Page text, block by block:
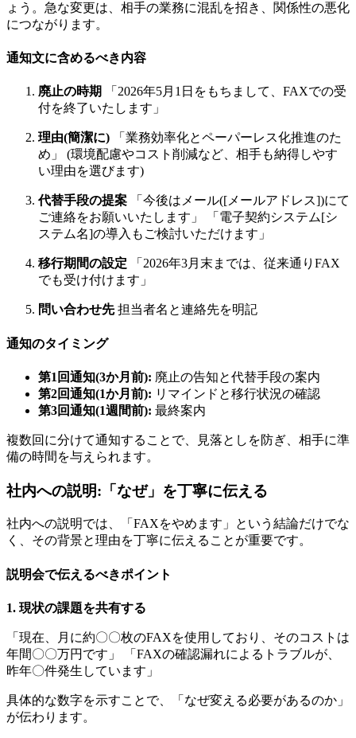
ょう。急な変更は、相手の業務に混乱を招き、関係性の悪化
につながります。
通知文に含めるべき内容
廃止の時期
「2026年5月1日をもちまして、FAXでの受
付を終了いたします」
理由(簡潔に) 「業務効率化とペーパーレス化推進のた
め」 (環境配慮やコスト削減など、相手も納得しやす
い理由を選びます)
代替手段の提案 「今後はメール([メールアドレス])にて
ご連絡をお願いいたします」 「電子契約システム[シ
ステム名]の導入もご検討いただけます」
移行期間の設定 「2026年3月末までは、従来通りFAX
でも受け付けます」
問い合わせ先担当者名と連絡先を明記
通知のタイミング
第1回通知(3か月前): 廃止の告知と代替手段の案内
第2回通知(1か月前): リマインドと移行状況の確認
第3回通知(1週間前): 最終案内
複数回に分けて通知することで、見落としを防ぎ、相手に準
備の時間を与えられます。
社内への説明:「なぜ」を丁寧に伝える
社内への説明では、「FAXをやめます」という結論だけでな
く、その背景と理由を丁寧に伝えることが重要です。
説明会で伝えるべきポイント
1. 現状の課題を共有する
「現在、月に約〇〇枚のFAXを使用しており、そのコストは
年間〇〇万円です」 「FAXの確認漏れによるトラブルが、
昨年〇件発生しています」
具体的な数字を示すことで、「なぜ変える必要があるのか」
が伝わります。